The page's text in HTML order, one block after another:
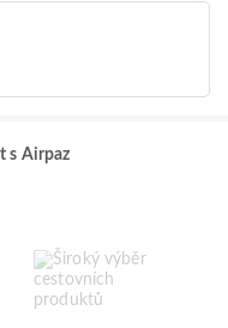
s Airpaz